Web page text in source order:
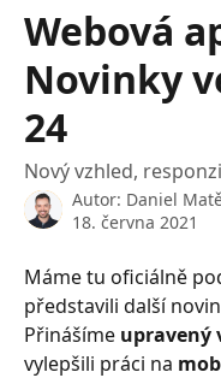
Webová
Novinky
24
Nový vzhled,
Autor: Daniel
18. června 2021
Máme tu oficiálně
představili další
Přinášíme upravený
vylepšili práci na